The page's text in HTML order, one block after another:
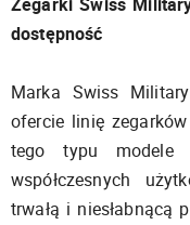
dostępność
Marka Swiss
ofercie linię
tego typu modele
współczesnych
trwałą i niesłabnącą